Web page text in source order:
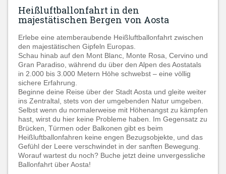
Heißluftballonfahrt in den
majestätischen Bergen von Aosta
Erlebe eine atemberaubende Heißluftballonfahrt zwischen
den majestätischen Gipfeln Europas.
Schau hinab auf den Mont Blanc, Monte Rosa, Cervino und
Gran Paradiso, während du über den Alpen des Aostatals
in 2.000 bis 3.000 Metern Höhe schwebst – eine völlig
sichere Erfahrung.
Beginne deine Reise über der Stadt Aosta und gleite weiter
ins Zentraltal, stets von der umgebenden Natur umgeben.
Selbst wenn du normalerweise mit Höhenangst zu kämpfen
hast, wirst du hier keine Probleme haben. Im Gegensatz zu
Brücken, Türmen oder Balkonen gibt es beim
Heißluftballonfahren keine engen Bezugsobjekte, und das
Gefühl der Leere verschwindet in der sanften Bewegung.
Worauf wartest du noch? Buche jetzt deine unvergessliche
Ballonfahrt über Aosta!